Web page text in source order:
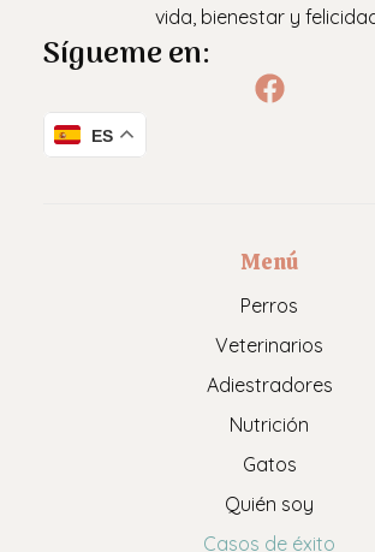
vida, bienestar y
Sígueme en:
ES
Menú
Perros
Veterinarios
Adiestradores
Nutrición
Gatos
Quién soy
Casos de éxito